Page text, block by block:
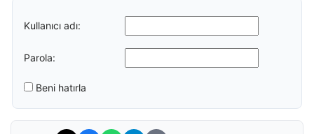
Kullanıcı adı:
Parola:
Beni hatırla